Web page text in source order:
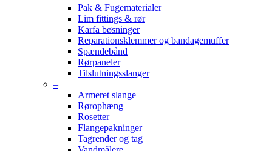
Pak & Fugematerialer
Lim fittings & rør
Karfa bøsninger
Reparationsklemmer og bandagemuffer
Spændebånd
Rørpaneler
Tilslutningsslanger
–
Armeret slange
Rørophæng
Rosetter
Flangepakninger
Tagrender og tag